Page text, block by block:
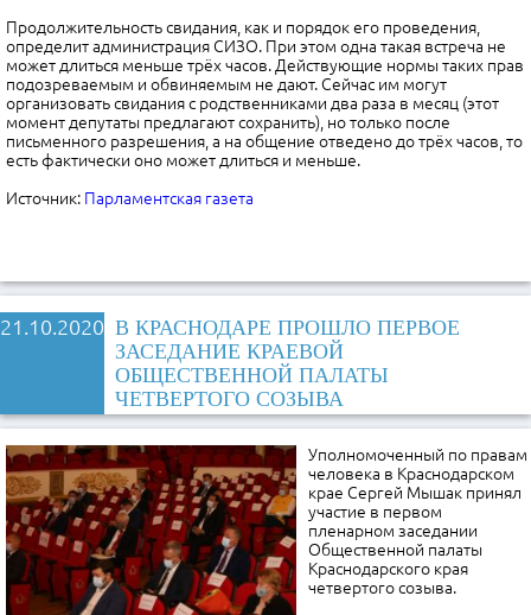
Продолжительность свидания, как и порядок его проведения,
определит администрация СИЗО. При этом одна такая встреча не
может длиться меньше трёх часов. Действующие нормы таких прав
подозреваемым и обвиняемым не дают. Сейчас им могут
организовать свидания с родственниками два раза в месяц (этот
момент депутаты предлагают сохранить), но только после
письменного разрешения, а на общение отведено до трёх часов, то
есть фактически оно может длиться и меньше.
Источник: Парламентская газета
21.10.2020 В КРАСНОДАРЕ ПРОШЛО ПЕРВОЕ
ЗАСЕДАНИЕ КРАЕВОЙ
ОБЩЕСТВЕННОЙ ПАЛАТЫ
ЧЕТВЕРТОГО СОЗЫВА
Уполномоченный по правам
человека в Краснодарском
крае Сергей Мышак принял
участие в первом
пленарном заседании
Общественной палаты
Краснодарского края
четвертого созыва.